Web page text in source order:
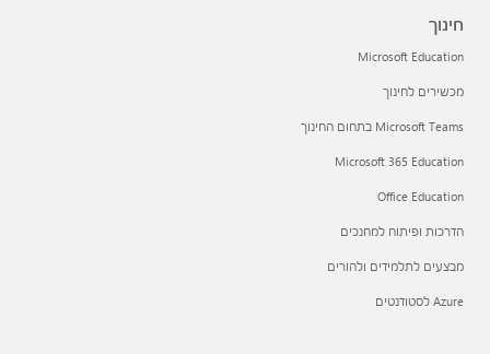
חינוך
Microsoft Education
מכשירים לחינוך
Microsoft Teams בתחום החינוך
Microsoft 365 Education
Office Education
הדרכות ופיתוח למחנכים
מבצעים לתלמידים ולהורים
Azure לסטודנטים